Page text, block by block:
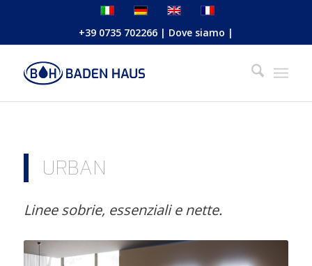
+39 0735 702266| Dove siamo |
URBAN
Linee sobrie, essenziali e nette.